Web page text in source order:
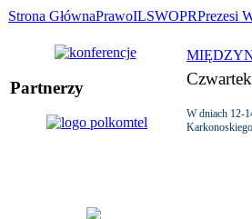
Strona GłównaPrawoILSWOPRPrezesi
Partnerzy
W dniach 12-